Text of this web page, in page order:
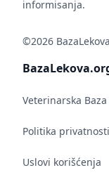
informisanja.
©2026
Veterinarska Baza
Politika privatnosti
Uslovi korišćenja